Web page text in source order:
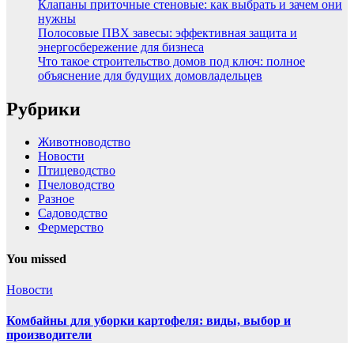
Клапаны приточные стеновые: как выбрать и зачем они
нужны
Полосовые ПВХ завесы: эффективная защита и
энергосбережение для бизнеса
Что такое строительство домов под ключ: полное
объяснение для будущих домовладельцев
Рубрики
Животноводство
Новости
Птицеводство
Пчеловодство
Разное
Садоводство
Фермерство
You missed
Новости
Комбайны для уборки картофеля: виды, выбор и
производители